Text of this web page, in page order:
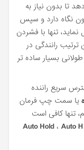
تا بدون نیاز به
نگاه دارد و سپس
نماید، تنها با فشردن
ترتیب رانندگی در
بسیار ساده تر
سریع راننده
یا سمت چپ فرمان
تنها کافی است
Auto Hold، Auto H